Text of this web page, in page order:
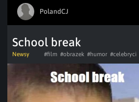
PolandCJ
School break
Newsy #film #obrazek #humor #celebryci